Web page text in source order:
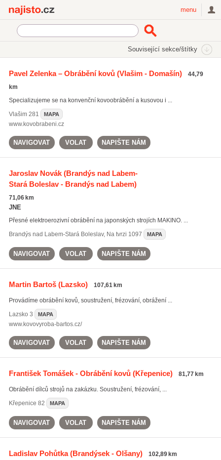
menu
Související sekce/štítky
strojní obrábění
frézování(866)
Pavel Zelenka – Obrábění kovů(Vlašim - Domašín)
44,79
km
Specializujeme se na konvenční kovoobrábění a kusovou i ...
Vlašim281 MAPA
www.kovobrabeni.cz
NAVIGOVAT VOLAT NAPIŠTE NÁM
Jaroslav Novák(Brandýs nad Labem-
Stará Boleslav - Brandýs nad Labem)
71,06 km
JNE
Přesné elektroerozivní obrábění na japonských strojích MAKINO. ...
Brandýs nad Labem-Stará Boleslav, Na tvrzi 1097 MAPA
NAVIGOVAT VOLAT NAPIŠTE NÁM
Martin Bartoš(Lazsko) 107,61 km
Provádíme obrábění kovů, soustružení, frézování, obrážení ...
Lazsko 3 MAPA
www.kovovyroba-bartos.cz/
NAVIGOVAT VOLAT NAPIŠTE NÁM
František Tomášek - Obrábění kovů(Křepenice) 81,77 km
Obrábění dílců strojů na zakázku. Soustružení, frézování, ...
Křepenice 82 MAPA
NAVIGOVAT VOLAT NAPIŠTE NÁM
Ladislav Pohůtka(Brandýsek - Olšany) 102,89 km